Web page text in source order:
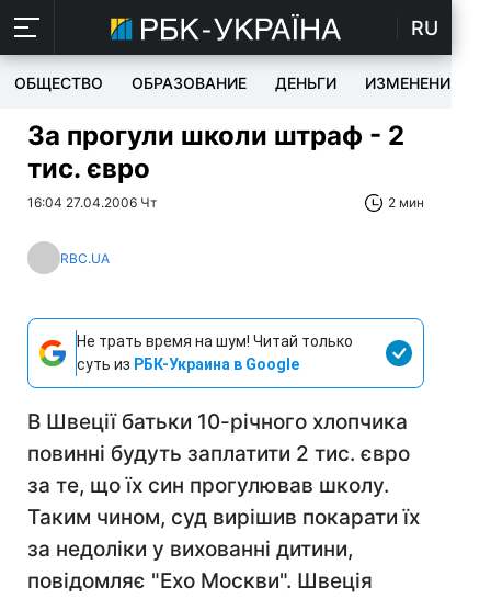
RU
ОБЩЕСТВО ОБРАЗОВАНИЕ ДЕНЬГИ ИЗМЕНЕНИЯ
За прогули школи штраф - 2
тис. євро
16:04 27.04.2006 Чт 2 мин
RBC.UA
Не трать время на шум! Читай только
суть из РБК-Украина в Google
В Швеції батьки 10-річного хлопчика
повинні будуть заплатити 2 тис. євро
за те, що їх син прогулював школу.
Таким чином, суд вирішив покарати їх
за недоліки у вихованні дитини,
повідомляє "Ехо Москви". Швеція